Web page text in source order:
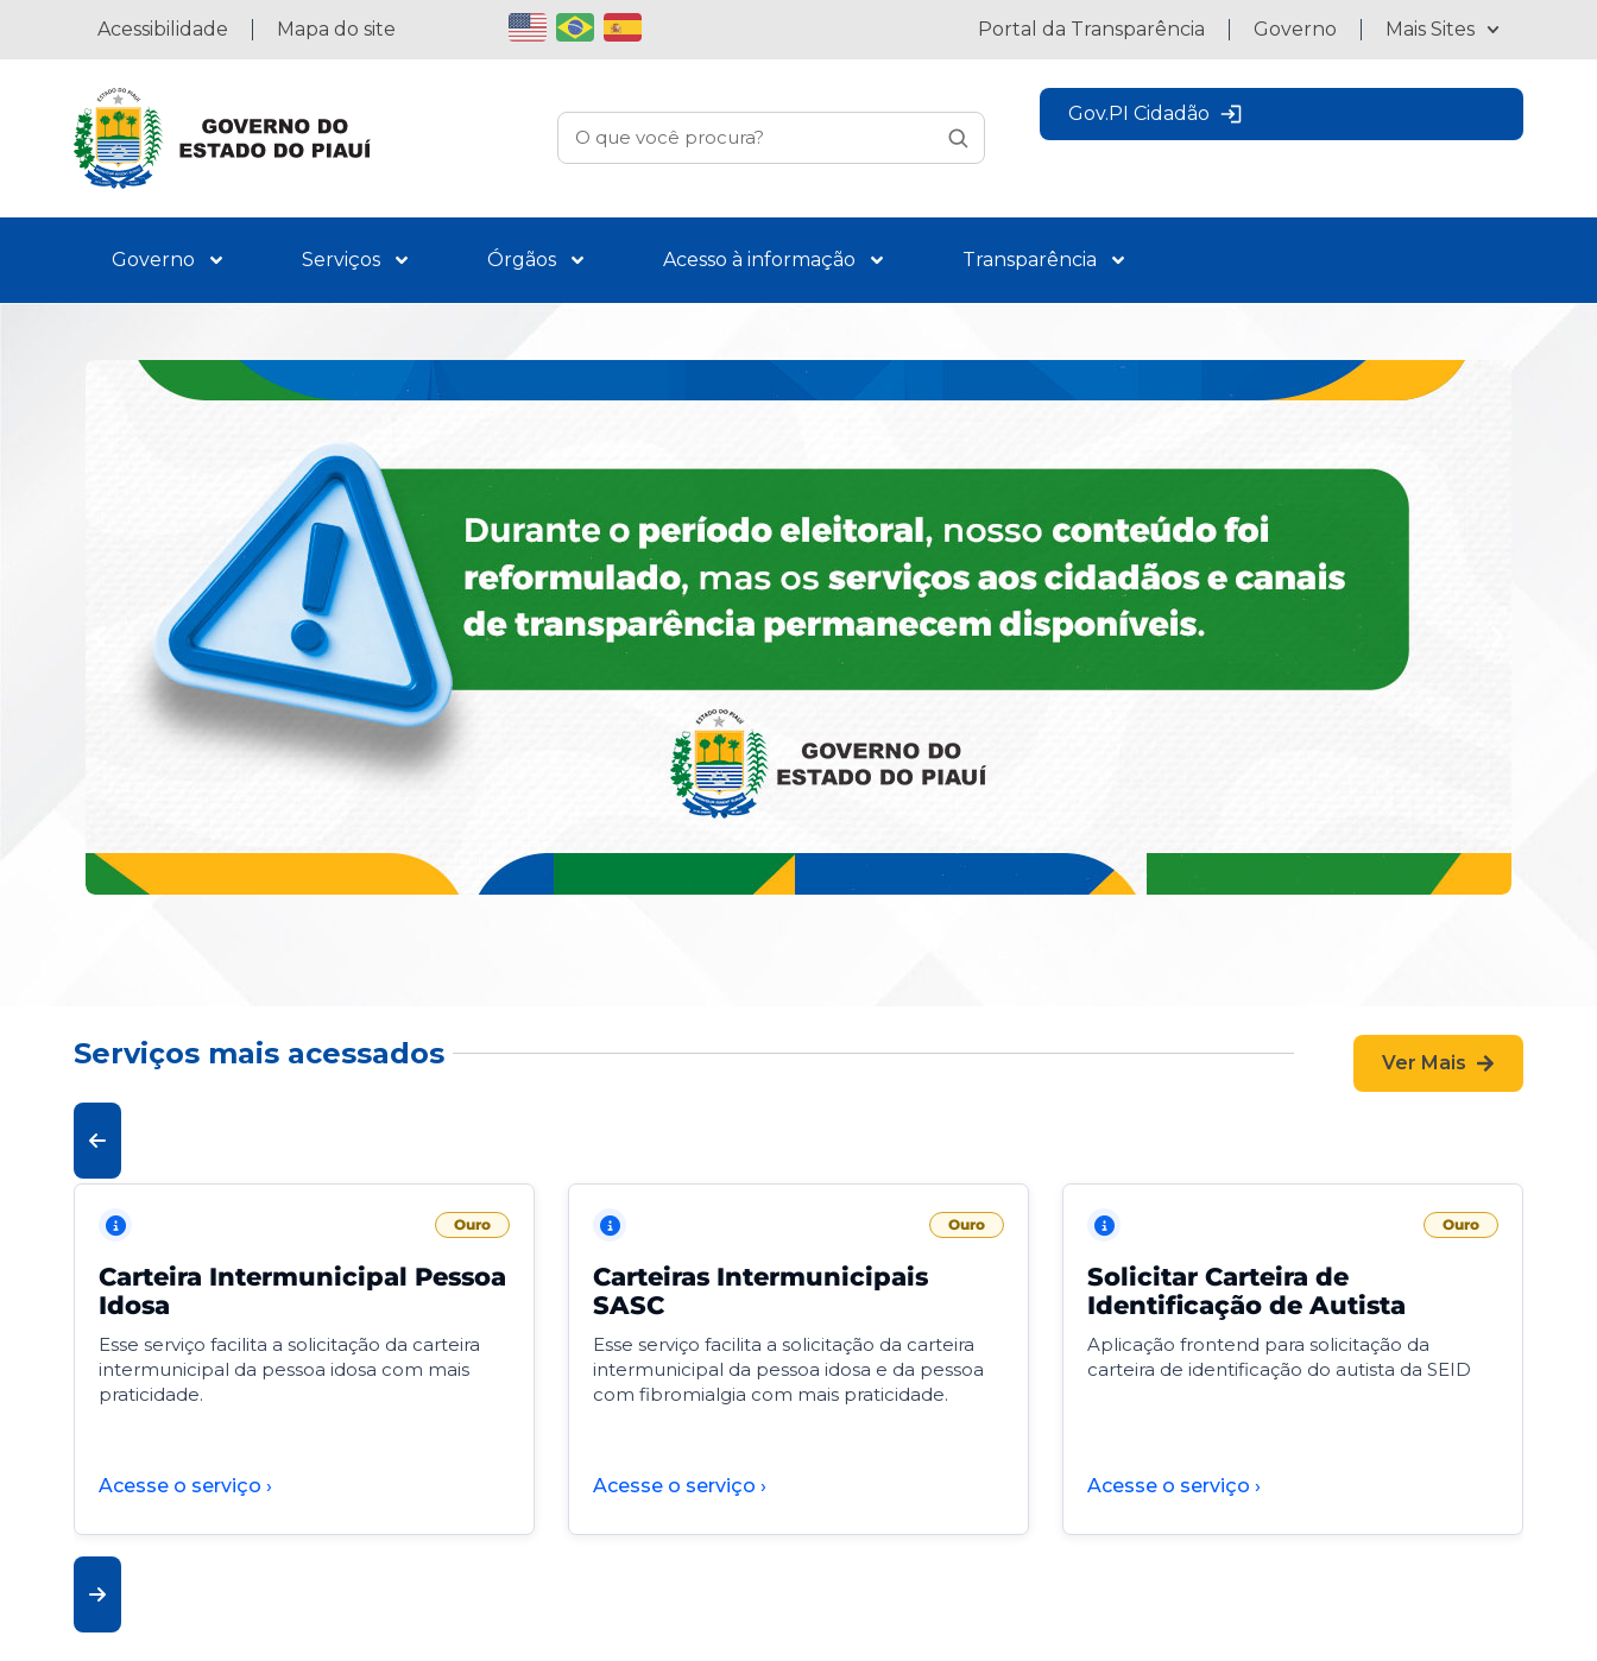
Acessibilidade Mapa do site Portal da Transparência Governo Mais Sites
Gov.PI Cidadão
Governo Serviços Órgãos Acesso à informação Transparência
Serviços mais acessados Ver Mais
Ouro
Carteira Intermunicipal Pessoa
Idosa
Esse serviço facilita a solicitação da carteira
intermunicipal da pessoa idosa com mais
praticidade.
Acesse o serviço ›
Ouro
Carteiras Intermunicipais
SASC
Esse serviço facilita a solicitação da carteira
intermunicipal da pessoa idosa e da pessoa
com fibromialgia com mais praticidade.
Acesse o serviço ›
Ouro
Solicitar Carteira de
Identificação de Autista
Aplicação frontend para solicitação da
carteira de identificação do autista da SEID
Acesse o serviço ›